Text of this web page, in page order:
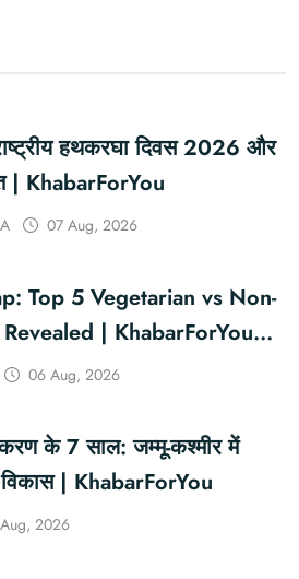
हथकरघा दिवस 2026 और
| KhabarForYou
07 Aug, 2026
Top 5 Vegetarian vs Non-
| KhabarForYou
06 Aug, 2026
के 7 साल: जम्मू-कश्मीर में
| KhabarForYou
2026